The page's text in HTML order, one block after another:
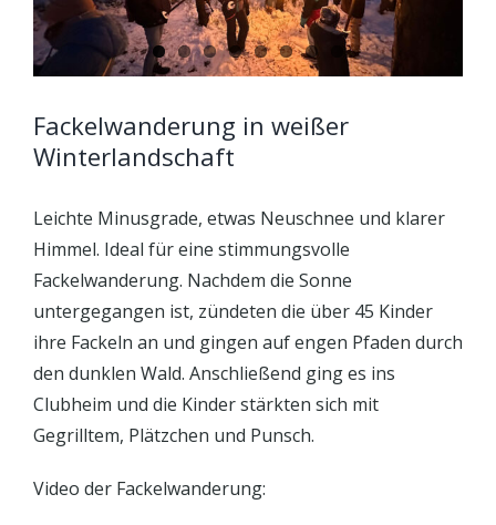
Fackelwanderung in weißer
Winterlandschaft
Leichte Minusgrade, etwas Neuschnee und klarer
Himmel. Ideal für eine stimmungsvolle
Fackelwanderung. Nachdem die Sonne
untergegangen ist, zündeten die über 45 Kinder
ihre Fackeln an und gingen auf engen Pfaden durch
den dunklen Wald. Anschließend ging es ins
Clubheim und die Kinder stärkten sich mit
Gegrilltem, Plätzchen und Punsch.
Video der Fackelwanderung: